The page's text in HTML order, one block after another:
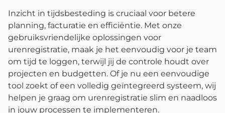
Inzicht in tijdsbesteding is cruciaal voor betere
planning, facturatie en efficiëntie. Met onze
gebruiksvriendelijke oplossingen voor
urenregistratie, maak je het eenvoudig voor je team
om tijd te loggen, terwijl jij de controle houdt over
projecten en budgetten. Of je nu een eenvoudige
tool zoekt of een volledig geïntegreerd systeem, wij
helpen je graag om urenregistratie slim en naadloos
in jouw processen te implementeren.